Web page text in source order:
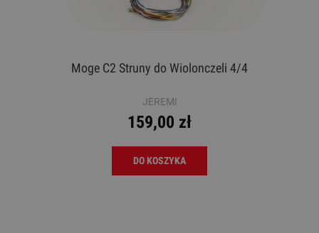
Moge C2 Struny do Wiolonczeli 4/4
JEREMI
159,00 zł
DO KOSZYKA